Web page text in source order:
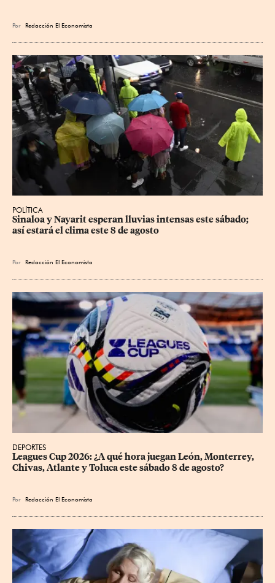
Por Redacción El Economista
POLÍTICA
Sinaloa y Nayarit esperan lluvias intensas este sábado;
así estará el clima este 8 de agosto
Por Redacción El Economista
DEPORTES
Leagues Cup 2026: ¿A qué hora juegan León, Monterrey,
Chivas, Atlante y Toluca este sábado 8 de agosto?
Por Redacción El Economista